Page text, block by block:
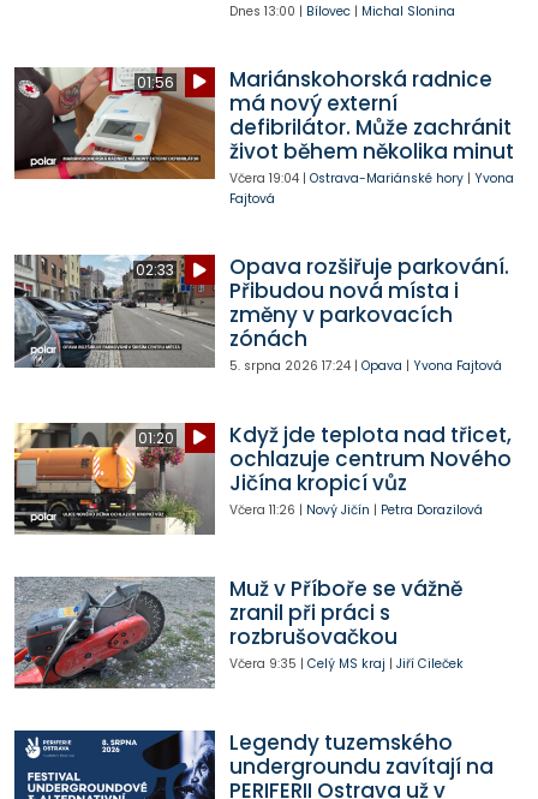
Dnes 13:00 | Bílovec| Michal Slonina
01:56
Mariánskohorská radnice
má nový externí
defibrilátor. Může zachránit
život během několika minut
Včera 19:04| Ostrava-Mariánské hory| Yvona
Fajtová
02:33
Opava rozšiřuje parkování.
Přibudou nová místa i
změny v parkovacích
zónách
5. srpna 2026 17:24| Opava | Yvona Fajtová
01:20
Když jde teplota nad třicet,
ochlazuje centrum Nového
Jičína kropicí vůz
Včera 11:26 | Nový Jičín | Petra Dorazilová
Muž v Příboře se vážně
zranil při práci s
rozbrušovačkou
Včera 9:35 | Celý MS kraj | Jiří Cileček
Legendy tuzemského
undergroundu zavítají na
PERIFERII Ostrava už v